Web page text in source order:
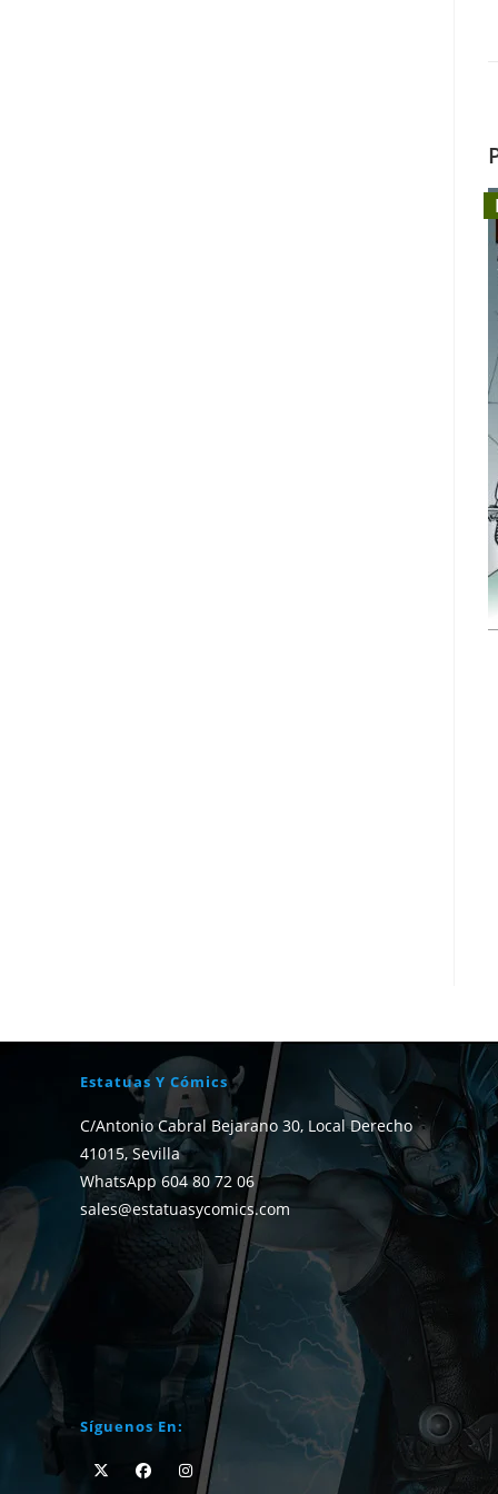
Estatuas Y Cómics
C/Antonio Cabral Bejarano 30, Local Derecho
41015, Sevilla
WhatsApp 604 80 72 06
sales@estatuasycomics.com
Síguenos En: